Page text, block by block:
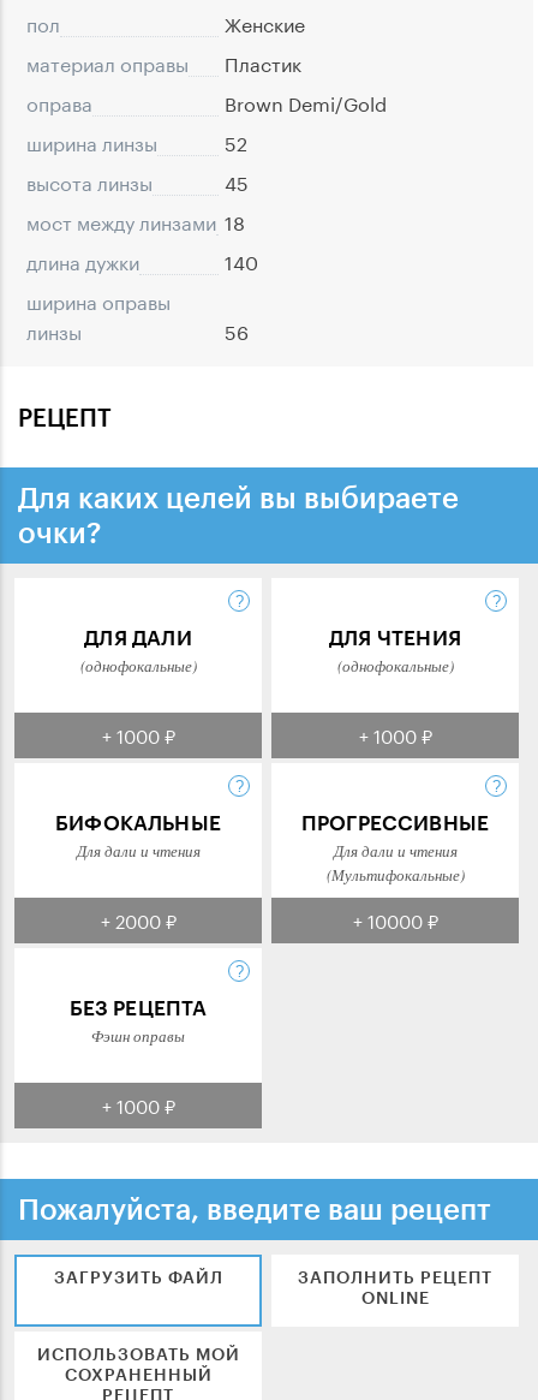
пол
Женские
материал оправы
Пластик
оправа
Brown Demi/Gold
ширина линзы
52
высота линзы
45
мост между линзами 18
длина дужки
140
ширина оправы
линзы
56
РЕЦЕПТ
Для каких целей вы выбираете
очки?
ДЛЯ ДАЛИ
(однофокальные)
+ 1000 ₽
ДЛЯ ЧТЕНИЯ
(однофокальные)
+ 1000 ₽
БИФОКАЛЬНЫЕ
Для дали и чтения
+ 2000 ₽
ПРОГРЕССИВНЫЕ
Для дали и чтения
(Мультифокальные)
+ 10000 ₽
БЕЗ РЕЦЕПТА
Фэшн оправы
+ 1000 ₽
Пожалуйста, введите ваш рецепт
ЗАГРУЗИТЬ ФАЙЛ
ЗАПОЛНИТЬ РЕЦЕПТ
ONLINE
ИСПОЛЬЗОВАТЬ МОЙ
СОХРАНЕННЫЙ
РЕЦЕПТ